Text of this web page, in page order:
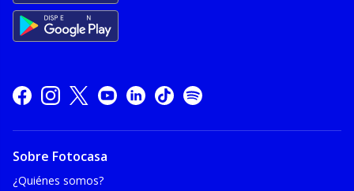
Sobre Fotocasa
¿Quiénes somos?